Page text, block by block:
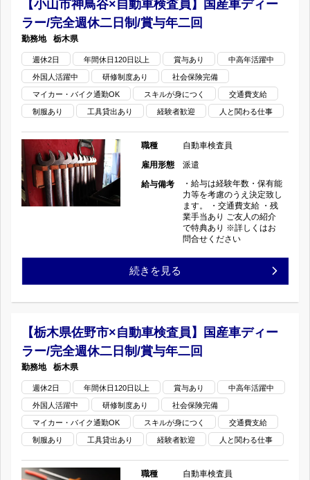
休
日
制/
賞
の
車
デ
ィ
ー
ー/
休
二
日
賞
与
年
小
山
市
粟
宮
検
査
員】
国
産
車
デ
【小山市神鳥谷×自動車検査員】国産車ディー
ラー/完全週休二日制/賞与年二回
栃木県
週休2日 年間休日120日以上 賞与あり 中高年活躍中
外国人活躍中 研修制度あり 社会保険完備
マイカー・バイク通勤OK スキルが身につく 交通費支給
制服あり 工具貸出あり 経験者歓迎 人と関わる仕事
職種
自動車検査員
雇用形態
派遣
給与備考
・給与は経験年数・保有能
力等を考慮のうえ決定致し
ます。 ・交通費支給 ・残
業手当あり ご友人の紹介
で特典あり ※詳しくはお
問合せください
【小
市
神
鳥
谷
×
自
続きを見る
【栃木県佐野市×自動車検査員】国産車ディー
ラー/完全週休二日制/賞与年二回
栃木県
週休2日 年間休日120日以上 賞与あり 中高年活躍中
外国人活躍中 研修制度あり 社会保険完備
マイカー・バイク通勤OK スキルが身につく 交通費支給
制服あり 工具貸出あり 経験者歓迎 人と関わる仕事
職種
自動車検査員